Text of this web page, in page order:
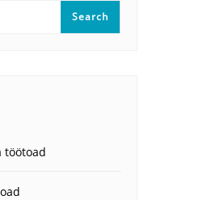
töötoad